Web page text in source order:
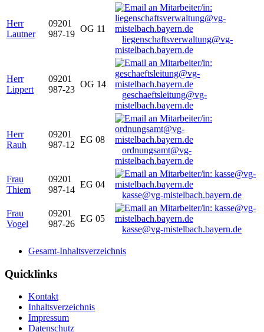
Herr
Lautner
09201
987-19
OG 11
liegenschaftsverwaltung@vg-
mistelbach.bayern.de
Herr
Lippert
09201
987-23
OG 14
geschaeftsleitung@vg-
mistelbach.bayern.de
Herr
Rauh
09201
987-12
EG 08
ordnungsamt@vg-
mistelbach.bayern.de
Frau
Thiem
09201
987-14
EG 04
kasse@vg-mistelbach.bayern.de
Frau
Vogel
09201
987-26
EG 05
kasse@vg-mistelbach.bayern.de
Gesamt-Inhaltsverzeichnis
Quicklinks
Kontakt
Inhaltsverzeichnis
Impressum
Datenschutz